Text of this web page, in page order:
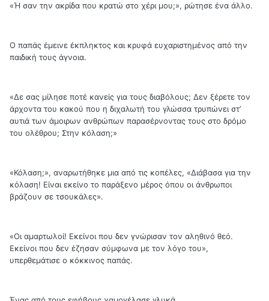
«Ή σαν την ακρίδα που κρατώ στο χέρι μου;», ρώτησε ένα άλλο.
Ο παπάς έμεινε έκπληκτος και κρυφά ευχαριστημένος από την
παιδική τους άγνοια.
«Δε σας μίλησε ποτέ κανείς για τους διαβόλους; Δεν ξέρετε τον
άρχοντα του κακού που η διχαλωτή του γλώσσα τρυπώνει στ’
αυτιά των άμοιρων ανθρώπων παρασέρνοντας τους στο δρόμο
του ολέθρου; Στην κόλαση;»
«Κόλαση;», αναρωτήθηκε μια από τις κοπέλες, «Διάβασα για την
κόλαση! Είναι εκείνο το παράξενο μέρος όπου οι άνθρωποι
βράζουν σε τσουκάλες».
«Οι αμαρτωλοί! Εκείνοι που δεν γνώρισαν τον αληθινό θεό.
Εκείνοι που δεν έζησαν σύμφωνα με τον λόγο του»,
υπερθεμάτισε ο κόκκινος παπάς.